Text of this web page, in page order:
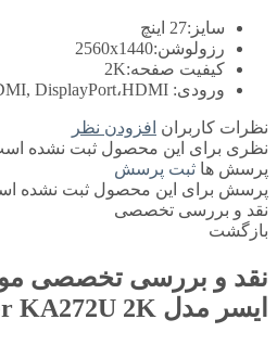
سایز:27 اینچ
رزولوشن:2560x1440
کیفیت صفحه:2K
ورودی:
نظرات کاربران افزودن نظر
نظری برای این محصول ثبت نشده
پرسش ها ثبت پرسش
پرسش برای این محصول ثبت نشده
نقد و بررسی تخصصی
بازگشت
نقد و بررسی تخصصی
ایسر مدل Acer KA272U 2K